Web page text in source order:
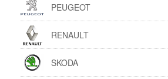
PEUGEOT
RENAULT
SKODA